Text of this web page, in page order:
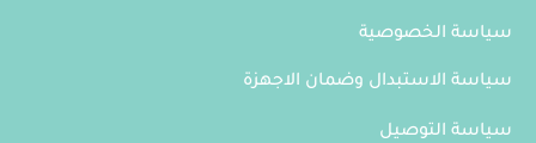
سياسة الخصوصية
سياسة الاستبدال وضمان الاجهزة
سياسة التوصيل